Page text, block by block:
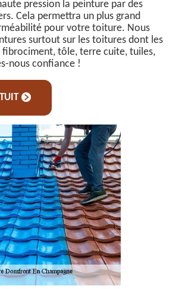
pression la peinture par des
Cela permettra un plus grand
pour votre toiture. Nous
surtout sur les toitures dont les
fibrociment, tôle, terre cuite, tuiles,
nous confiance !